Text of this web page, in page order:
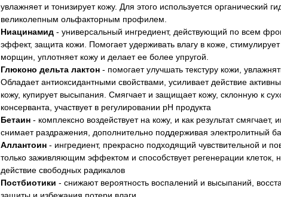
увлажняет и тонизирует кожу. Для этого используется органический
великолепным ольфакторным профилем.
Ниацинамид - универсальный ингредиент, действующий по всем
эффект, защита кожи. Помогает удерживать влагу в коже,
морщин, уплотняет кожу и делает ее более упругой.
Глюконо дельта лактон - помогает улучшать текстуру кожи,
Обладает антиоксидантными свойствами, усиливает действие
кожу, купирует высыпания. Смягчает и защищает кожу, склонную к
консерванта, участвует в регулировании pH продукта
Бетаин - комплексно воздействует на кожу, и как результат смягчает,
снимает раздражения, дополнительно поддерживая электролитный
Аллантоин - ингредиент, прекрасно подходящий чувствительной и
только заживляющим эффектом и способствует регенерации клеток,
действие свободных радикалов
Постбиотики - снижают вероятность воспалений и высыпаний,